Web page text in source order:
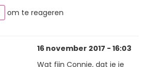
om te reageren
16 november 2017 - 16:03
Wat fijn Connie, dat je je